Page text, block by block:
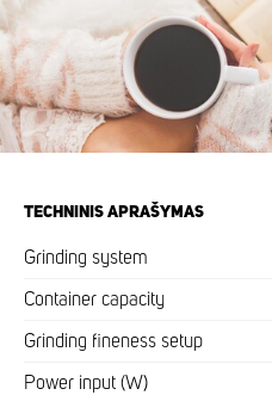
TECHNINIS APRAŠYMAS
Grinding system
Container capacity
Grinding fineness setup
Power input (W)